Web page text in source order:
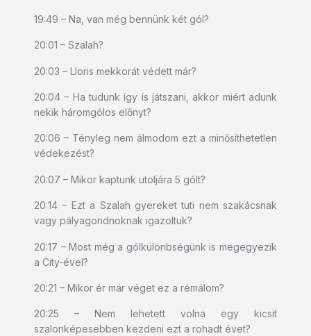
19:49 – Na, van még bennünk két gól?
20:01 – Szalah?
20:03 – Lloris mekkorát védett már?
20:04 – Ha tudunk így is játszani, akkor miért adunk
nekik háromgólos előnyt?
20:06 – Tényleg nem álmodom ezt a minősíthetetlen
védekezést?
20:07 – Mikor kaptunk utoljára 5 gólt?
20:14 – Ezt a Szalah gyereket tuti nem szakácsnak
vagy pályagondnoknak igazoltuk?
20:17 – Most még a gólkülönbségünk is megegyezik
a City-ével?
20:21 – Mikor ér már véget ez a rémálom?
20:25 – Nem lehetett volna egy kicsit
szalonképesebben kezdeni ezt a rohadt évet?